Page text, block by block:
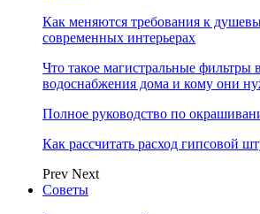
Как меняются требования к
современных интерьерах
Что такое магистральные фильтры
водоснабжения дома и кому они
Полное руководство по
Как рассчитать расход гипсовой
Prev Next
Советы